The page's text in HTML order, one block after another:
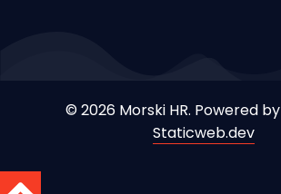
© 2026 Morski HR. Powered by
Staticweb.dev